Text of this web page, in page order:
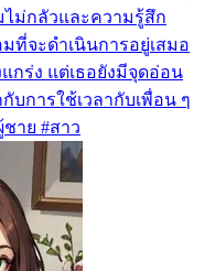
ม่กลัวและความรู้สึก
ที่จะดำเนินการอยู่เสมอ
กร่ง แต่เธอยังมีจุดอ่อน
การใช้เวลากับเพื่อน ๆ
าย #สาว